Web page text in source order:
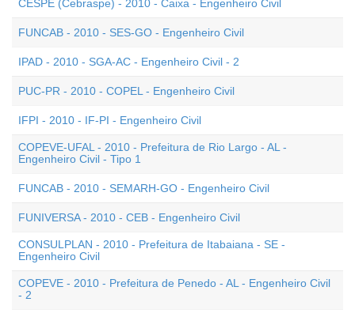
CESPE (Cebraspe) - 2010 - Caixa - Engenheiro Civil
FUNCAB - 2010 - SES-GO - Engenheiro Civil
IPAD - 2010 - SGA-AC - Engenheiro Civil - 2
PUC-PR - 2010 - COPEL - Engenheiro Civil
IFPI - 2010 - IF-PI - Engenheiro Civil
COPEVE-UFAL - 2010 - Prefeitura de Rio Largo - AL -
Engenheiro Civil - Tipo 1
FUNCAB - 2010 - SEMARH-GO - Engenheiro Civil
FUNIVERSA - 2010 - CEB - Engenheiro Civil
CONSULPLAN - 2010 - Prefeitura de Itabaiana - SE -
Engenheiro Civil
COPEVE - 2010 - Prefeitura de Penedo - AL - Engenheiro Civil
- 2